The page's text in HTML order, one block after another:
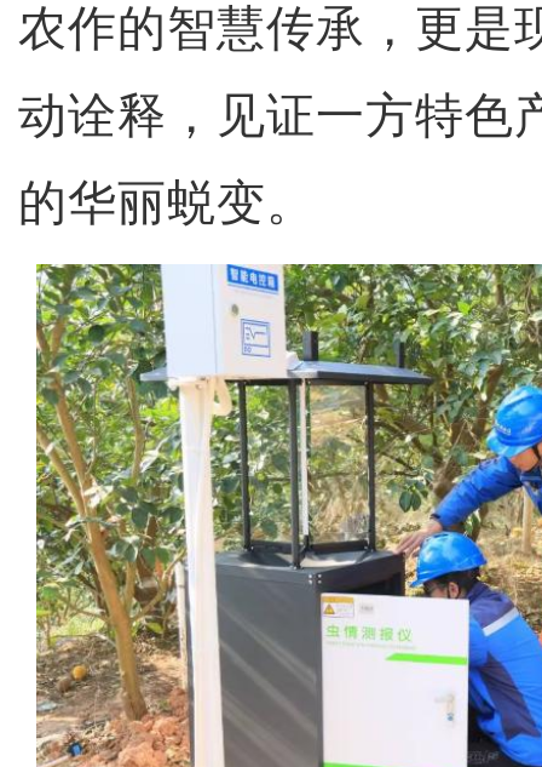
农作的智慧传承，更是
动诠释，见证一方特色
的华丽蜕变。